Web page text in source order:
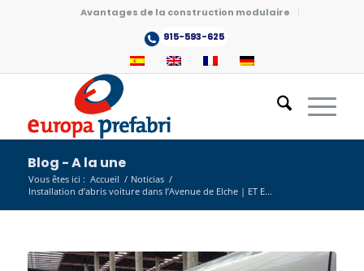
Avantages de la construction modulaire
915-593-625
Blog - A la une
Vous êtes ici : Accueil / Noticias /
Installation d’abris voiture dans l’Avenue de Elche | ET E...